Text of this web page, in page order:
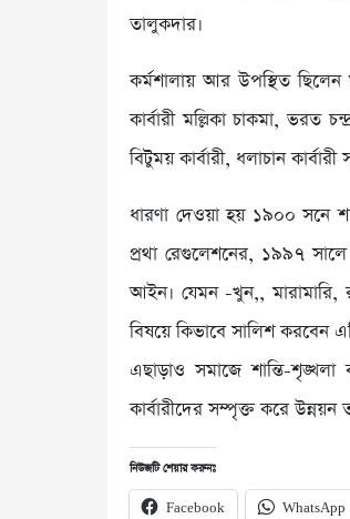
তালুকদার।
কর্মশালায় আর উপস্থিত ছিলেন
কার্বারী মল্লিকা চাকমা, ভরত
বিটুময় কার্বারী, ধলাচান
ধারণা দেওয়া হয় ১৯০০ সনে
প্রথা রেগুলেশনের, ১৯৯৭
আইন। যেমন -খুন,, মারামারি,
বিষয়ে কিভাবে সালিশ করবেন
এছাড়াও সমাজে শান্তি-
কার্বারীদের সম্পৃক্ত করে
নিউজটি শেয়ার করুনঃ
Facebook WhatsApp